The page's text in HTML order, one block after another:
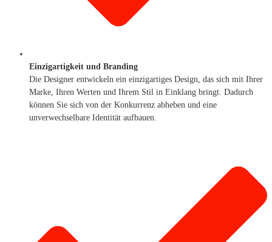
Einzigartigkeit und Branding
Die Designer entwickeln ein einzigartiges Design, das sich mit Ihrer
Marke, Ihren Werten und Ihrem Stil in Einklang bringt. Dadurch
können Sie sich von der Konkurrenz abheben und eine
unverwechselbare Identität aufbauen.